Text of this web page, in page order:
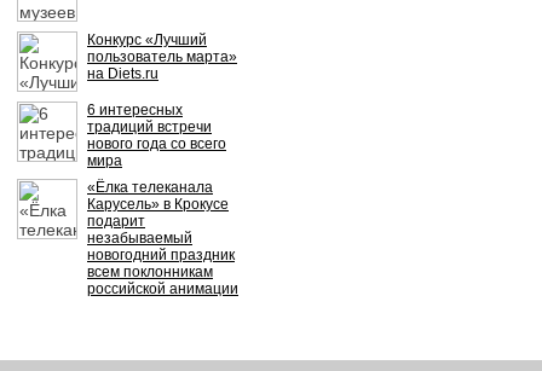
Конкурс «Лучший
пользователь марта»
на Diets.ru
6 интересных
традиций встречи
нового года со всего
мира
«Ёлка телеканала
Карусель» в Крокусе
подарит
незабываемый
новогодний праздник
всем поклонникам
российской анимации